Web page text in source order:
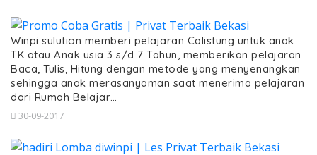
Winpi sulution memberi pelajaran Calistung untuk anak
TK atau Anak usia 3 s/d 7 Tahun, memberikan pelajaran
Baca, Tulis, Hitung dengan metode yang menyenangkan
sehingga anak merasanyaman saat menerima pelajaran
dari Rumah Belajar…
30-09-2017